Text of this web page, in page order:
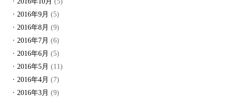
2016年9月 (5)
2016年8月 (9)
2016年7月 (6)
2016年6月 (5)
2016年5月 (11)
2016年4月 (7)
2016年3月 (9)